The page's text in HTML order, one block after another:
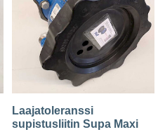
Laajatoleranssi
supistusliitin Supa Maxi